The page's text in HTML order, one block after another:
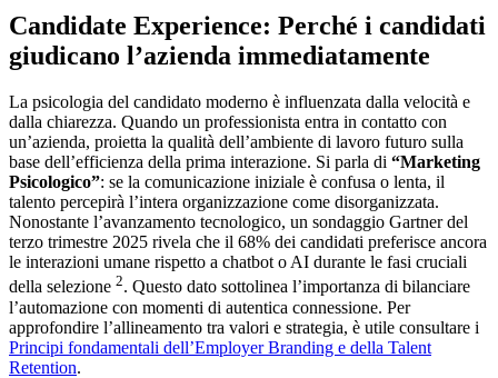
Candidate Experience: Perché i candidati
giudicano l’azienda immediatamente
La psicologia del candidato moderno è influenzata dalla velocità e
dalla chiarezza. Quando un professionista entra in contatto con
un’azienda, proietta la qualità dell’ambiente di lavoro futuro sulla
base dell’efficienza della prima interazione. Si parla di “Marketing
Psicologico”: se la comunicazione iniziale è confusa o lenta, il
talento percepirà l’intera organizzazione come disorganizzata.
Nonostante l’avanzamento tecnologico, un sondaggio Gartner del
terzo trimestre 2025 rivela che il 68% dei candidati preferisce ancora
le interazioni umane rispetto a chatbot o AI durante le fasi cruciali
della selezione 2. Questo dato sottolinea l’importanza di bilanciare
l’automazione con momenti di autentica connessione. Per
approfondire l’allineamento tra valori e strategia, è utile consultare i
Principi fondamentali dell’Employer Branding e della Talent
Retention.